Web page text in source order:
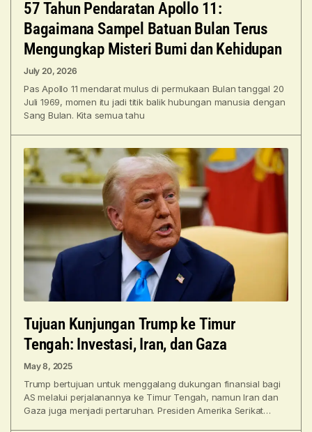
57 Tahun Pendaratan Apollo 11:
Bagaimana Sampel Batuan Bulan Terus
Mengungkap Misteri Bumi dan Kehidupan
July 20, 2026
Pas Apollo 11 mendarat mulus di permukaan Bulan tanggal 20
Juli 1969, momen itu jadi titik balik hubungan manusia dengan
Sang Bulan. Kita semua tahu
Tujuan Kunjungan Trump ke Timur
Tengah: Investasi, Iran, dan Gaza
May 8, 2025
Trump bertujuan untuk menggalang dukungan finansial bagi
AS melalui perjalanannya ke Timur Tengah, namun Iran dan
Gaza juga menjadi pertaruhan. Presiden Amerika Serikat